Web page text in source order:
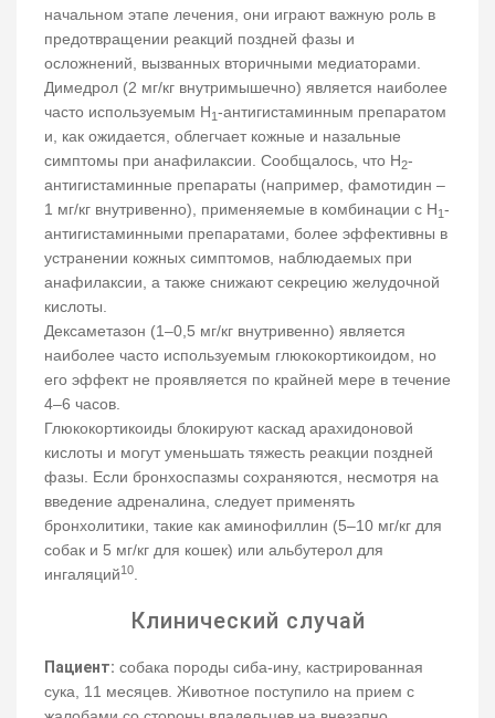
начальном этапе лечения, они играют важную роль в
предотвращении реакций поздней фазы и
осложнений, вызванных вторичными медиаторами.
Димедрол (2 мг/кг внутримышечно) является наиболее
часто используемым H1-антигистаминным препаратом
и, как ожидается, облегчает кожные и назальные
симптомы при анафилаксии. Сообщалось, что H2-
антигистаминные препараты (например, фамотидин –
1 мг/кг внутривенно), применяемые в комбинации с H1-
антигистаминными препаратами, более эффективны в
устранении кожных симптомов, наблюдаемых при
анафилаксии, а также снижают секрецию желудочной
кислоты.
Дексаметазон (1–0,5 мг/кг внутривенно) является
наиболее часто используемым глюкокортикоидом, но
его эффект не проявляется по крайней мере в течение
4–6 часов.
Глюкокортикоиды блокируют каскад арахидоновой
кислоты и могут уменьшать тяжесть реакции поздней
фазы. Если бронхоспазмы сохраняются, несмотря на
введение адреналина, следует применять
бронхолитики, такие как аминофиллин (5–10 мг/кг для
собак и 5 мг/кг для кошек) или альбутерол для
ингаляций10
Клинический случай
Пациент: собака породы сиба-ину, кастрированная
сука, 11 месяцев. Животное поступило на прием с